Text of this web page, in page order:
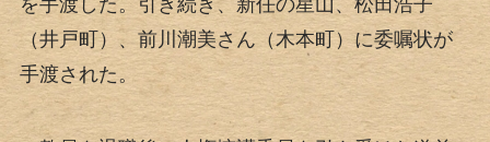
（井戸町）、前川潮美さん（木本町）に委嘱状が
手渡された。